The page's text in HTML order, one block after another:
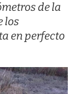
de la
los
en perfecto